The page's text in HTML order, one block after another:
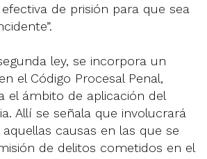
de prisión para que sea
ley, se incorpora un
el Código Procesal Penal,
el ámbito de aplicación del
Allí se señala que involucrará
causas en las que se
de delitos cometidos en el